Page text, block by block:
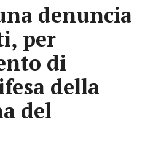
denuncia
per
di
della
del